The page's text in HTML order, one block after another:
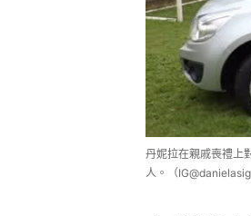
丹妮拉在親戚喪禮上
人。（